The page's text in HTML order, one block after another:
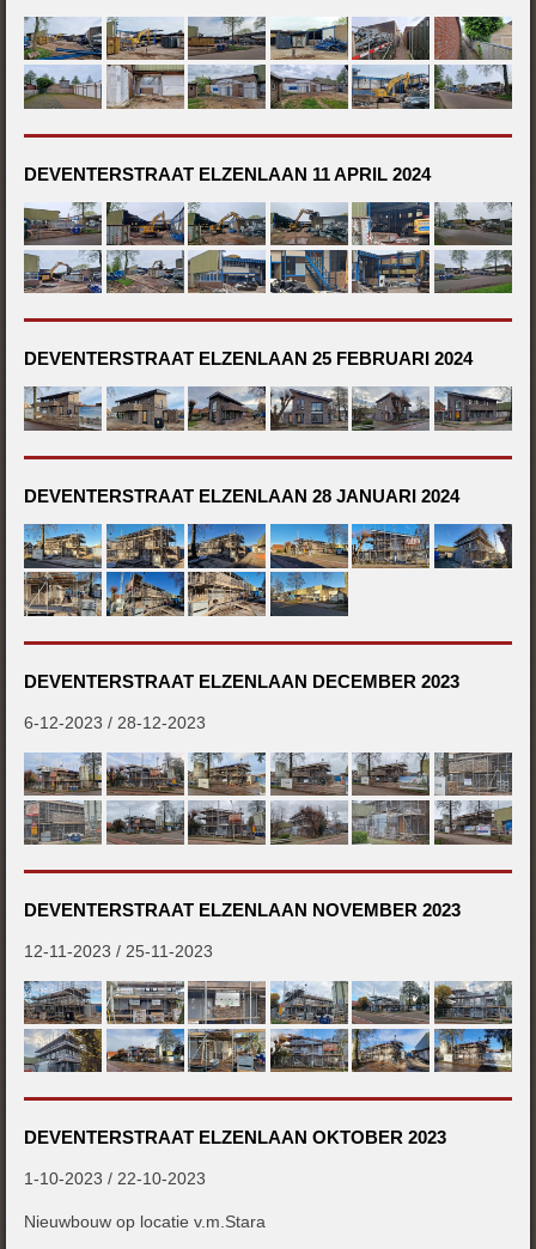
DEVENTERSTRAAT ELZENLAAN 11 APRIL 2024
DEVENTERSTRAAT ELZENLAAN 25 FEBRUARI 2024
DEVENTERSTRAAT ELZENLAAN 28 JANUARI 2024
DEVENTERSTRAAT ELZENLAAN DECEMBER 2023
6-12-2023 / 28-12-2023
DEVENTERSTRAAT ELZENLAAN NOVEMBER 2023
12-11-2023 / 25-11-2023
DEVENTERSTRAAT ELZENLAAN OKTOBER 2023
1-10-2023 / 22-10-2023
Nieuwbouw op locatie v.m.Stara